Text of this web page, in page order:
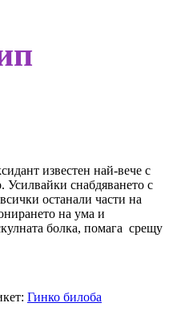
известен най-вече с
Усилвайки снабдяването с
останали части на
на ума и
болка, помага срещу
Гинко билоба